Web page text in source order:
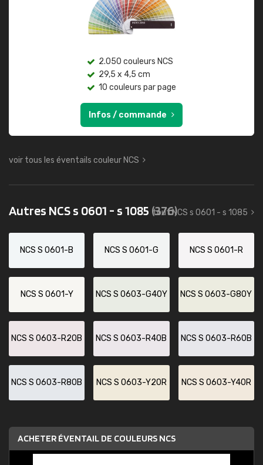
2.050 couleurs NCS
29,5 x 4,5 cm
10 couleurs par page
Infos / commande
voir tous les éventails couleur NCS
Autres NCS s 0601 - s 1085 (376)
tout NCS s 0601 - s 1085
NCS S 0601-B NCS S 0601-G NCS S 0601-R
NCS S 0601-Y NCS S 0603-G40Y NCS S 0603-G80Y
NCS S 0603-R20B NCS S 0603-R40B NCS S 0603-R60B
NCS S 0603-R80B NCS S 0603-Y20R NCS S 0603-Y40R
ACHETER ÉVENTAIL DE COULEURS NCS